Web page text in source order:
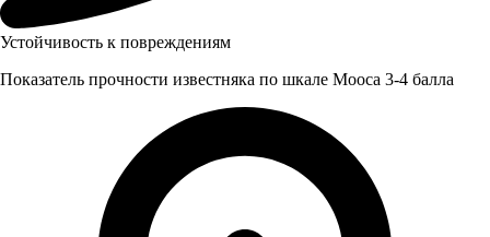
Устойчивость к повреждениям
Показатель прочности известняка по шкале Мооса 3-4 балла